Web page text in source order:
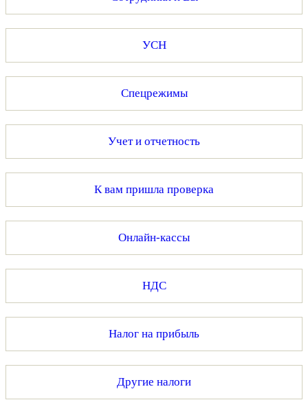
УСН
Спецрежимы
Учет и отчетность
К вам пришла проверка
Онлайн-кассы
НДС
Налог на прибыль
Другие налоги